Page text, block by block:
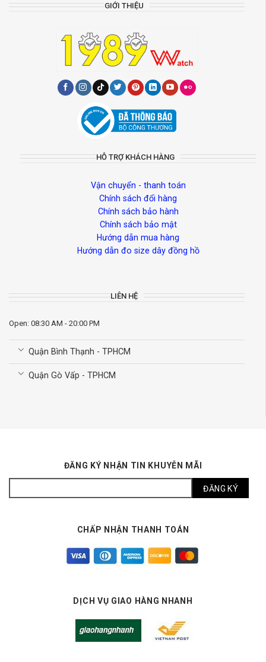
GIỚI THIỆU
HỖ TRỢ KHÁCH HÀNG
Vận chuyển - thanh toán
Chính sách đổi hàng
Chính sách bảo hành
Chính sách bảo mật
Hướng dẫn mua hàng
Hướng dẫn đo size dây đồng hồ
LIÊN HỆ
Open: 08:30 AM - 20:00 PM
Quận Bình Thạnh - TPHCM
Quận Gò Vấp - TPHCM
ĐĂNG KÝ NHẬN TIN KHUYỄN MÃI
CHẤP NHẬN THANH TOÁN
DỊCH VỤ GIAO HÀNG NHANH